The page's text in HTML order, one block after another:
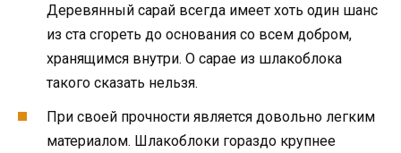
Деревянный сарай всегда имеет хоть один шанс
из ста сгореть до основания со всем добром,
хранящимся внутри. О сарае из шлакоблока
такого сказать нельзя.
При своей прочности является довольно легким
материалом. Шлакоблоки гораздо крупнее